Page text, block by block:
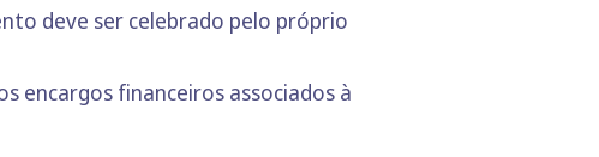
deve ser celebrado pelo próprio
encargos financeiros associados à